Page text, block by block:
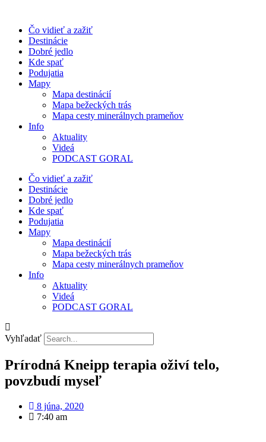
obsah
Čo vidieť a zažiť
Destinácie
Dobré jedlo
Kde spať
Podujatia
Mapy
Mapa destinácií
Mapa bežeckých trás
Mapa cesty minerálnych prameňov
Info
Aktuality
Videá
PODCAST GORAL
Čo vidieť a zažiť
Destinácie
Dobré jedlo
Kde spať
Podujatia
Mapy
Mapa destinácií
Mapa bežeckých trás
Mapa cesty minerálnych prameňov
Info
Aktuality
Videá
PODCAST GORAL
Vyhľadať
Prírodná Kneipp terapia oživí telo,
povzbudí myseľ
8 júna, 2020
7:40 am